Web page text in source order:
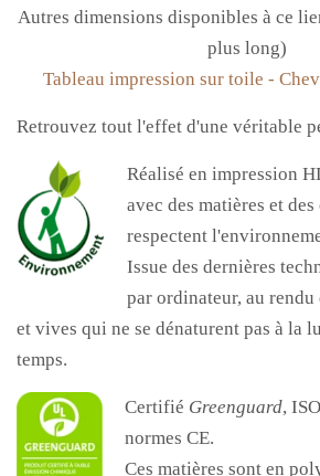
Autres dimensions disponibles à ce
plus long)
Tableau impression sur toile -
Retrouvez tout l'effet d'une véritable
Réalisé en impression
avec des matières et des
respectent
Issue des dernières
par ordinateur, au
et vives qui ne se dénaturent pas à la
temps.
Certifié Greenguard,
normes CE.
Ces matières sont en